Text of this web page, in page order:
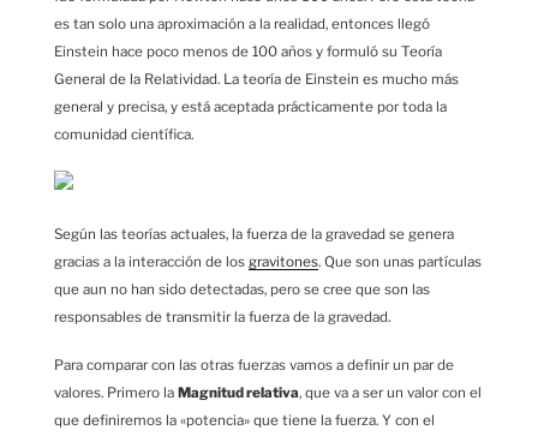
es tan solo una aproximación a la realidad, entonces llegó
Einstein hace poco menos de 100 años y formuló su Teoría
General de la Relatividad. La teoría de Einstein es mucho más
general y precisa, y está aceptada prácticamente por toda la
comunidad científica.
Según las teorías actuales, la fuerza de la gravedad se genera
gracias a la interacción de los gravitones. Que son unas partículas
que aun no han sido detectadas, pero se cree que son las
responsables de transmitir la fuerza de la gravedad.
Para comparar con las otras fuerzas vamos a definir un par de
valores. Primero la Magnitud relativa, que va a ser un valor con el
que definiremos la «potencia» que tiene la fuerza. Y con el